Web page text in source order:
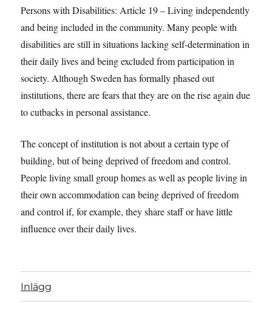
Persons with Disabilities: Article 19 – Living independently
and being included in the community. Many people with
disabilities are still in situations lacking self-determination in
their daily lives and being excluded from participation in
society. Although Sweden has formally phased out
institutions, there are fears that they are on the rise again due
to cutbacks in personal assistance.
The concept of institution is not about a certain type of
building, but of being deprived of freedom and control.
People living small group homes as well as people living in
their own accommodation can being deprived of freedom
and control if, for example, they share staff or have little
influence over their daily lives.
Inlägg